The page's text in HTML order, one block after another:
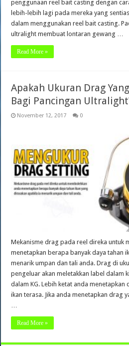
penggunaan reel bait casting dengan
lebih-lebih lagi pada mereka yang
dalam menggunakan reel bait casting.
ultralight membuat lontaran gewang …
Read More »
Apakah Ukuran Drag
Bagi Pancingan
November 12, 2017 0
Mekanisme drag pada reel direka untuk
menetapkan berapa banyak daya tahan
menarik umpan dan tali anda. Drag di
pengeluar akan meletakkan label dalam
dalam KG. Lebih ketat anda menetapkan
ikan terasa. Jika anda menetapkan drag
Read More »